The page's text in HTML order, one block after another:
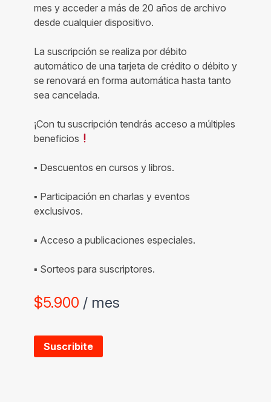
mes y acceder a más de 20 años de archivo
desde cualquier dispositivo.
La suscripción se realiza por débito
automático de una tarjeta de crédito o débito y
se renovará en forma automática hasta tanto
sea cancelada.
¡Con tu suscripción tendrás acceso a múltiples
beneficios
▪ Descuentos en cursos y libros.
▪ Participación en charlas y eventos
exclusivos.
▪ Acceso a publicaciones especiales.
▪ Sorteos para suscriptores.
$5.900 / mes
Suscribite